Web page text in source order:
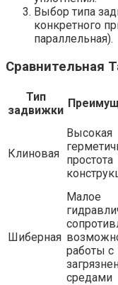
Выбор типа
конкретного
параллельная).
Сравнительная
Тип
задвижки
Клиновая
Высокая
простота
Шиберная
Малое
работы с
средами